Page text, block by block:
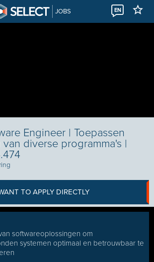
JOBS EN
Engineer | Toepassen
diverse programma's |
TO APPLY DIRECTLY
softwareoplossingen om
systemen optimaal en betrouwbaar te